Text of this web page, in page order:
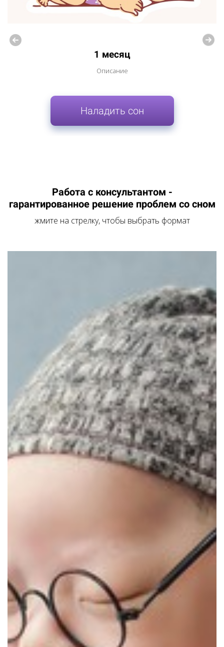
1 месяц
Описание
Наладить сон
Работа с консультантом -
гарантированное решение проблем со сном
жмите на стрелку, чтобы выбрать формат